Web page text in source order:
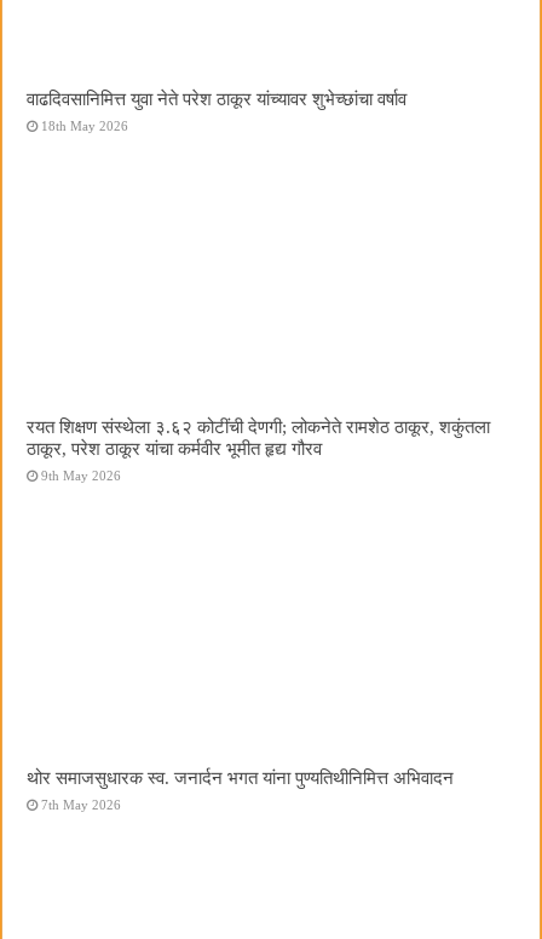
वाढदिवसानिमित्त युवा नेते परेश ठाकूर यांच्यावर शुभेच्छांचा वर्षाव
18th May 2026
रयत शिक्षण संस्थेला ३.६२ कोटींची देणगी; लोकनेते रामशेठ ठाकूर, शकुंतला
ठाकूर, परेश ठाकूर यांचा कर्मवीर भूमीत हृद्य गौरव
9th May 2026
थोर समाजसुधारक स्व. जनार्दन भगत यांना पुण्यतिथीनिमित्त अभिवादन
7th May 2026